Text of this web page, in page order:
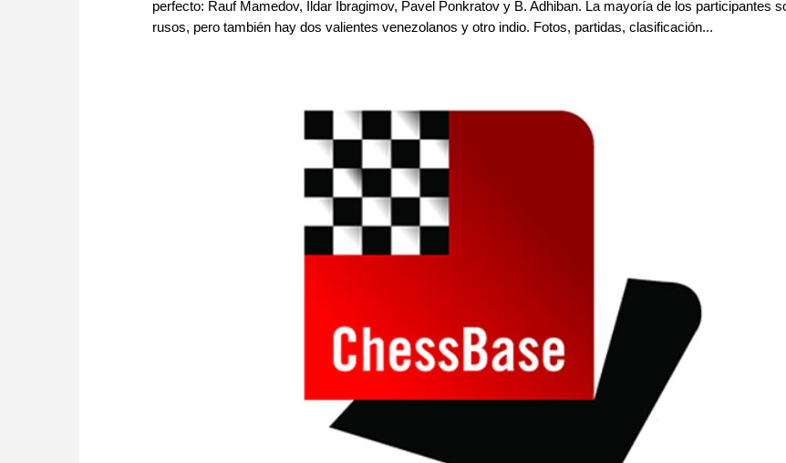
perfecto: Rauf Mamedov, Ildar Ibragimov, Pavel Ponkratov y B. Adhiban. La mayoría de los participantes
rusos, pero también hay dos valientes venezolanos y otro indio. Fotos, partidas, clasificación...